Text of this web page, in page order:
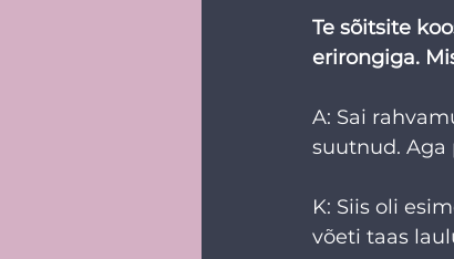
Te sõitsite
erirongiga.
A: Sai
suutnud.
K: Siis oli
võeti taas